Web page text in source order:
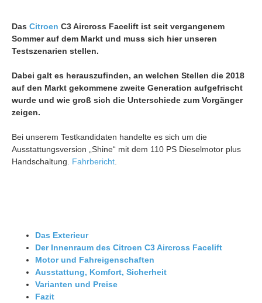
Das Citroen C3 Aircross Facelift ist seit vergangenem
Sommer auf dem Markt und muss sich hier unseren
Testszenarien stellen.
Dabei galt es herauszufinden, an welchen Stellen die 2018
auf den Markt gekommene zweite Generation aufgefrischt
wurde und wie groß sich die Unterschiede zum Vorgänger
zeigen.
Bei unserem Testkandidaten handelte es sich um die
Ausstattungsversion „Shine“ mit dem 110 PS Dieselmotor plus
Handschaltung. Fahrbericht
Das Exterieur
Der Innenraum des Citroen C3 Aircross Facelift
Motor und Fahreigenschaften
Ausstattung, Komfort, Sicherheit
Varianten und Preise
Fazit